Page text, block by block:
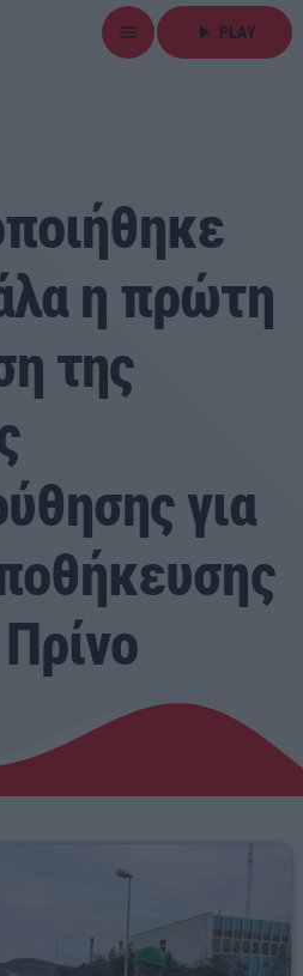
menu play_arrow PLAY
close
η πρώτη
της
για